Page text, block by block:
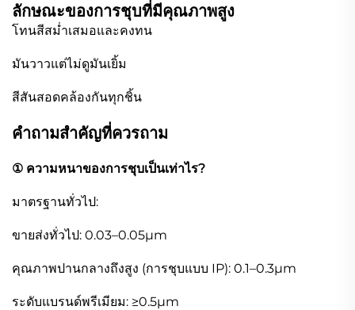
ลักษณะของการชุบที่มีคุณภาพสูง
โทนสีสม่ำเสมอและคงทน
มันวาวแต่ไม่ดูมันเยิ้ม
สีสันสอดคล้องกันทุกชิ้น
คำถามสำคัญที่ควรถาม
① ความหนาของการชุบเป็นเท่าไร?
มาตรฐานทั่วไป:
ขายส่งทั่วไป: 0.03–0.05µm
คุณภาพปานกลางถึงสูง (การชุบแบบ IP): 0.1–0.3µm
ระดับแบรนด์พรีเมียม: ≥0.5µm